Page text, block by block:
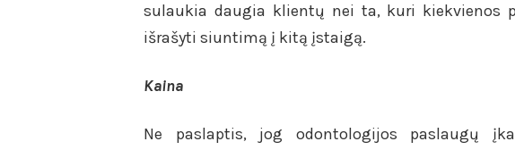
sulaukia daugia klientų nei ta, kuri kiekvienos
išrašyti siuntimą į kitą įstaigą.
Kaina
Ne paslaptis, jog odontologijos paslaugų